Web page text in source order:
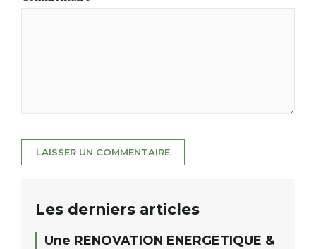
Les derniers articles
Une RENOVATION ENERGETIQUE &